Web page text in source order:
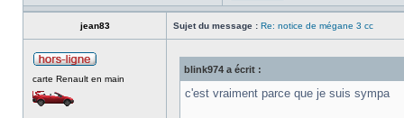
jean83 Sujet du message : Re: notice de mégane 3 cc
carte Renault en main
blink974 a écrit :
c'est vraiment parce que je suis sympa